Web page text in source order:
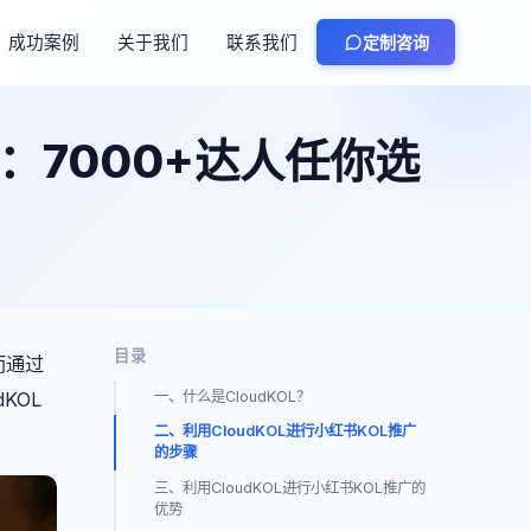
成功案例 关于我们 联系我们 定制咨询
7000+达人任你选
通过
目录
一、什么是CloudKOL？
二、利用CloudKOL进行小红书KOL推广
的步骤
三、利用CloudKOL进行小红书KOL推广的
优势